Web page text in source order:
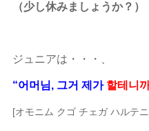
（少し休みましょうか？）
ジュニアは・・・、
“어머님, 그거 제가 할테니
[オモニム クゴ チェガ ハルテ